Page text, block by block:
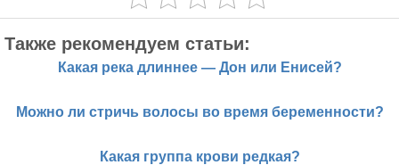
Также рекомендуем статьи:
Какая река длиннее — Дон или Енисей?
Можно ли стричь волосы во время беременности?
Какая группа крови редкая?